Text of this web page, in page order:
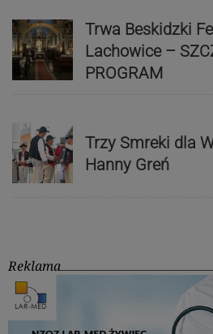
Trwa Beskidzki
Lachowice –
PROGRAM
Trzy Smreki dla
Hanny Greń
Reklama